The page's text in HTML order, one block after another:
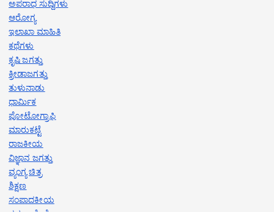
ಅಪರಾಧ ಸುದ್ದಿಗಳು
ಆರೋಗ್ಯ
ಇಲಾಖಾ ಮಾಹಿತಿ
ಕಥೆಗಳು
ಕೃಷಿ ಜಗತ್ತು
ಕ್ರೀಡಾಜಗತ್ತು
ತುಳುನಾಡು
ಧಾರ್ಮಿಕ
ಪೋಟೋಗ್ರಾಫಿ
ಮಾರುಕಟ್ಟೆ
ರಾಜಕೀಯ
ವಿಜ್ಞಾನ ಜಗತ್ತು
ವ್ಯಂಗ್ಯ ಚಿತ್ರ
ಶಿಕ್ಷಣ
ಸಂಪಾದಕೀಯ